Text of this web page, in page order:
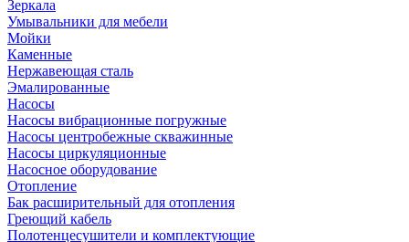
Зеркала
Умывальники для мебели
Мойки
Каменные
Нержавеющая сталь
Эмалированные
Насосы
Насосы вибрационные погружные
Насосы центробежные скважинные
Насосы циркуляционные
Насосное оборудование
Отопление
Бак расширительный для отопления
Греющий кабель
Полотенцесушители и комплектующие